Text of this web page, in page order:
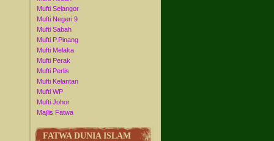
Mufti Selangor
Mufti Negeri 9
Mufti Sabah
Mufti P.Pinang
Mufti Melaka
Mufti Perak
Mufti Perlis
Mufti Kelantan
Mufti WP
Mufti Johor
Majlis Fatwa
FATWA DUNIA ISLAM